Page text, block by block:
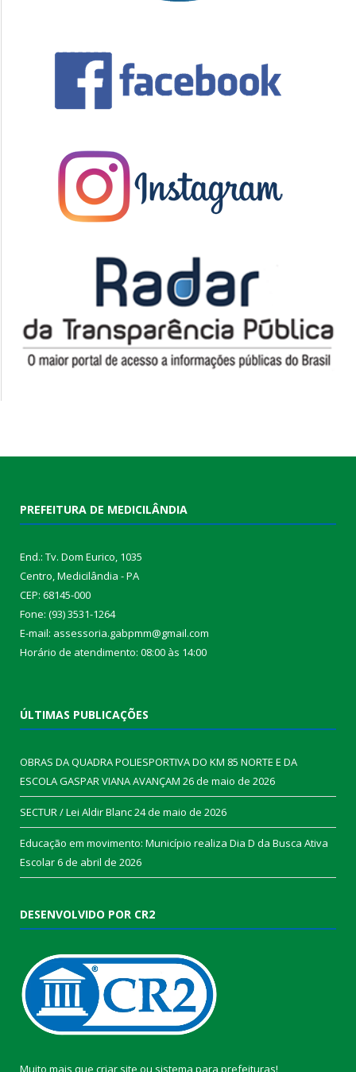
PREFEITURA DE MEDICILÂNDIA
End.: Tv. Dom Eurico, 1035
Centro, Medicilândia - PA
CEP: 68145-000
Fone: (93) 3531-1264
E-mail: assessoria.gabpmm@gmail.com
Horário de atendimento: 08:00 às 14:00
ÚLTIMAS PUBLICAÇÕES
OBRAS DA QUADRA POLIESPORTIVA DO KM 85 NORTE E DA
ESCOLA GASPAR VIANA AVANÇAM 26 de maio de 2026
SECTUR / Lei Aldir Blanc24 de maio de 2026
Educação em movimento: Município realiza Dia D da Busca Ativa
Escolar6 de abril de 2026
DESENVOLVIDO POR CR2
Muito mais que criar site ou sistema para prefeituras!